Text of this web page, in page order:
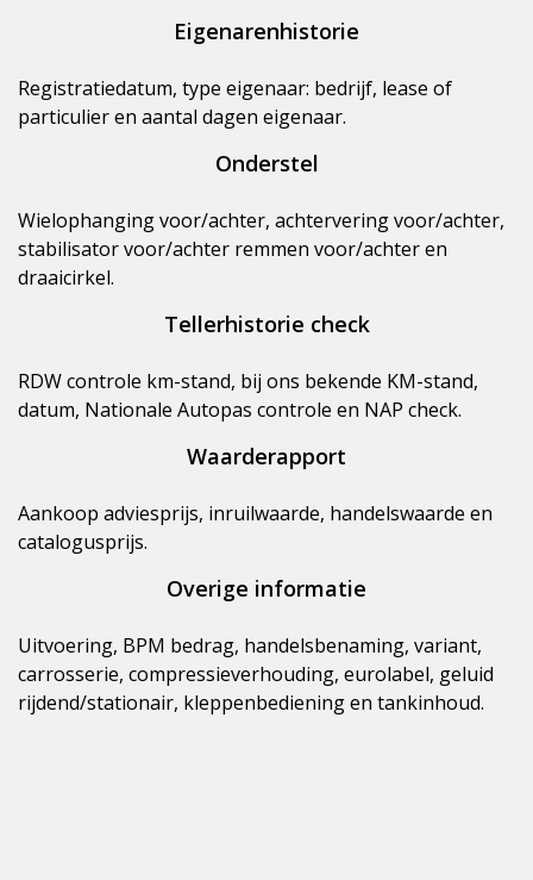
Eigenarenhistorie
Registratiedatum, type eigenaar: bedrijf, lease of
particulier en aantal dagen eigenaar.
Onderstel
Wielophanging voor/achter, achtervering voor/achter,
stabilisator voor/achter remmen voor/achter en
draaicirkel.
Tellerhistorie check
RDW controle km-stand, bij ons bekende KM-stand,
datum, Nationale Autopas controle en NAP check.
Waarderapport
Aankoop adviesprijs, inruilwaarde, handelswaarde en
catalogusprijs.
Overige informatie
Uitvoering, BPM bedrag, handelsbenaming, variant,
carrosserie, compressieverhouding, eurolabel, geluid
rijdend/stationair, kleppenbediening en tankinhoud.